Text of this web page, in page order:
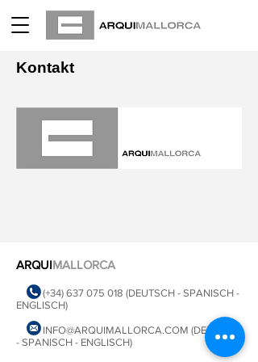
Kontakt
ARQUIMALLORCA
(+34) 637 075 018 (DEUTSCH - SPANISCH -
ENGLISCH)
INFO@ARQUIMALLORCA.COM (DEUTSCH
- SPANISCH - ENGLISCH)